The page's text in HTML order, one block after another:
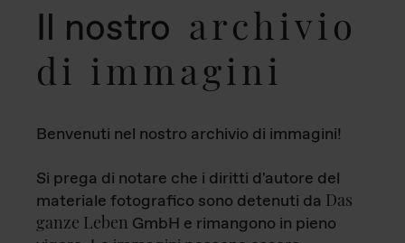
Il nostro archivio
di immagini
Benvenuti nel nostro archivio di immagini!
Si prega di notare che i diritti d'autore del
materiale fotografico sono detenuti da Das
ganze Leben GmbH e rimangono in pieno